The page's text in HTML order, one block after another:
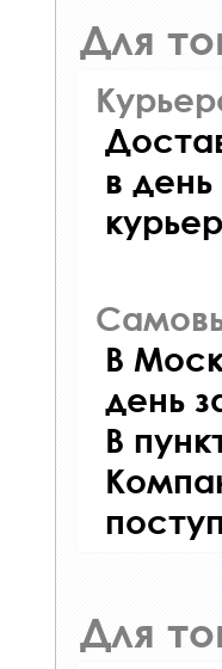
Для
в день
В
день
В
Для